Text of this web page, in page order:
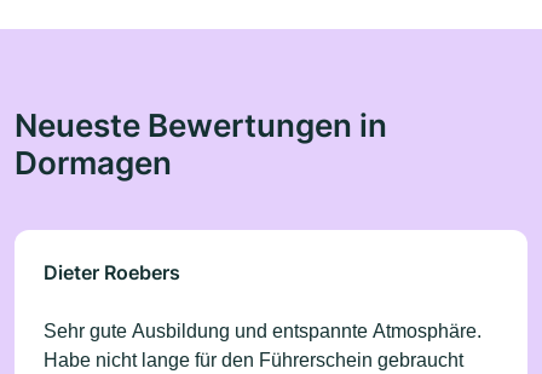
Neueste Bewertungen in
Dormagen
Dieter Roebers
Sehr gute Ausbildung und entspannte Atmosphäre.
Habe nicht lange für den Führerschein gebraucht